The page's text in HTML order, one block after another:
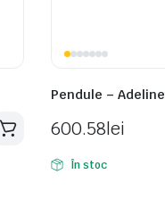
Pendule – Adeline
600.58lei
În stoc